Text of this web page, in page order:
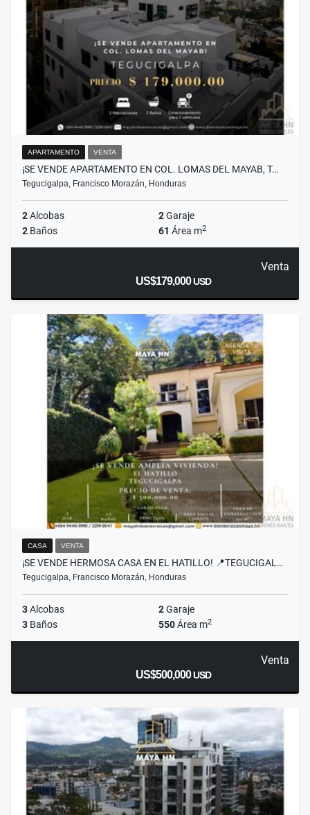
APARTAMENTO VENTA
¡SE VENDE APARTAMENTO EN COL. LOMAS DEL MAYAB, T…
Tegucigalpa, Francisco Morazán, Honduras
2Alcobas 2Garaje
2 Baños 61 Área m2
Venta
US$179,000USD
CASA VENTA
¡SE VENDE HERMOSA CASA EN EL HATILLO! 📍TEGUCIGAL…
Tegucigalpa, Francisco Morazán, Honduras
3Alcobas 2Garaje
3 Baños 550Área m2
Venta
US$500,000USD